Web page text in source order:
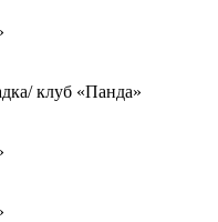
клуб «Панда»